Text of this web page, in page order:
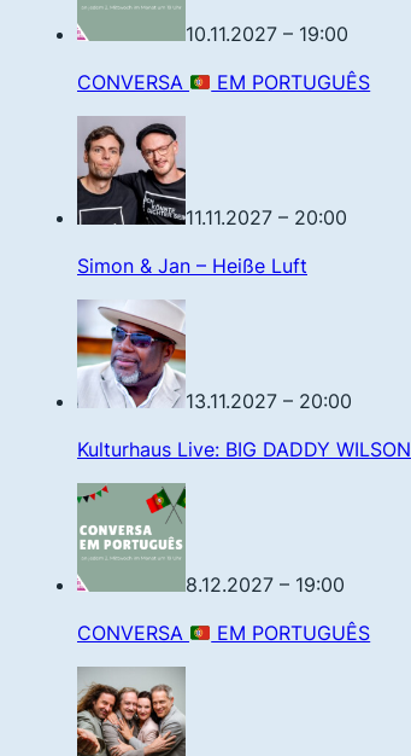
10.11.2027 – 19:00
CONVERSA
EM PORTUGUÊS
11.11.2027 – 20:00
Simon & Jan – Heiße Luft
13.11.2027 – 20:00
Kulturhaus Live: BIG DADDY WILSON
8.12.2027 – 19:00
CONVERSA
EM PORTUGUÊS